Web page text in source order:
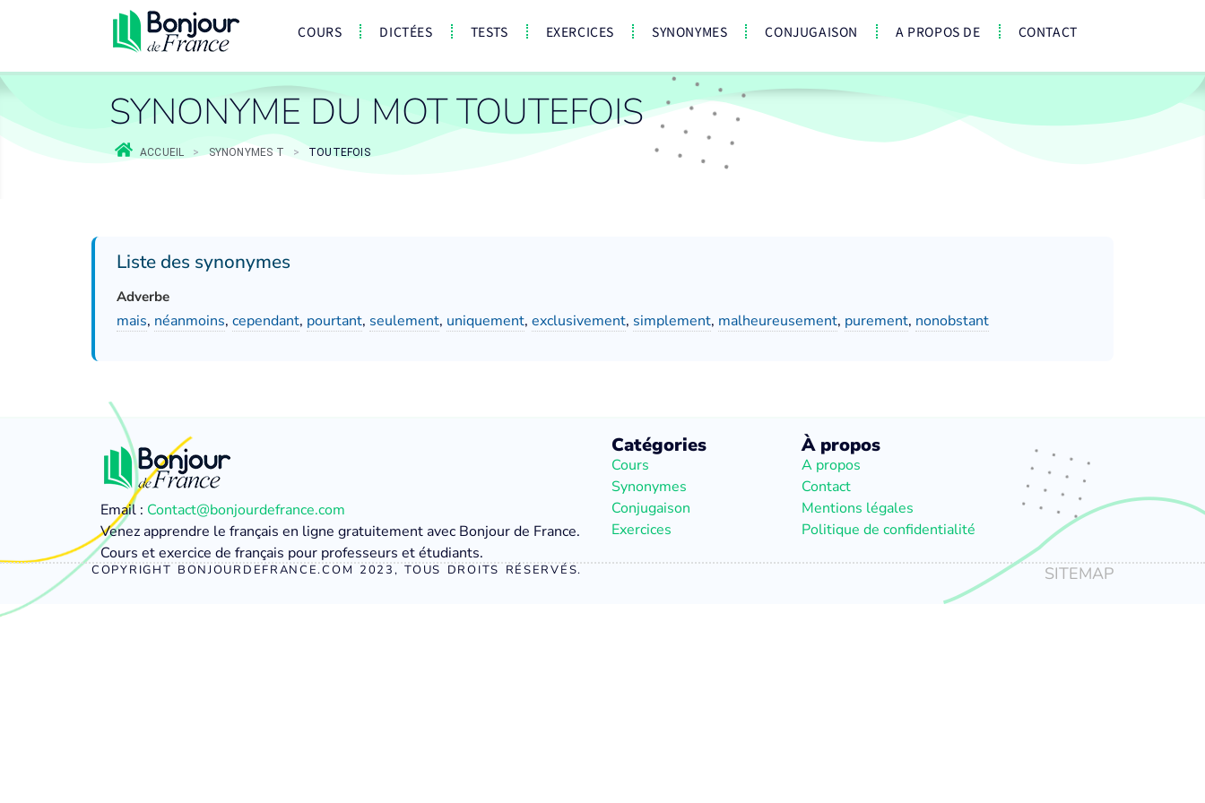
COURS DICTÉES TESTS EXERCICES SYNONYMES CONJUGAISON A PROPOS DE CONTACT
SYNONYME DU MOT TOUTEFOIS
ACCUEIL > SYNONYMES T > TOUTEFOIS
Liste des synonymes
Adverbe
mais, néanmoins, cependant, pourtant, seulement, uniquement, exclusivement, simplement, malheureusement, purement, nonobstant
Email : Contact@bonjourdefrance.com
Venez apprendre le français en ligne gratuitement avec Bonjour de France.
Cours et exercice de français pour professeurs et étudiants.
Catégories
Cours
Synonymes
Conjugaison
Exercices
À propos
A propos
Contact
Mentions légales
Politique de confidentialité
COPYRIGHT BONJOURDEFRANCE.COM 2023, TOUS DROITS RÉSERVÉS. SITEMAP